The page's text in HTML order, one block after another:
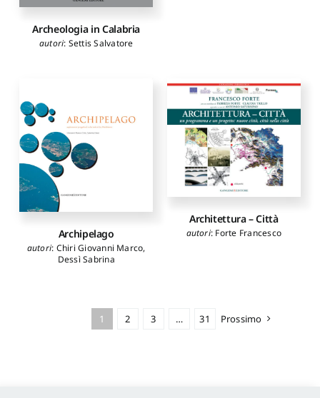
Tramontin Antonio,
Margaritella Paolo
Archeologia in Calabria
autori: Settis Salvatore
Archipelago
autori: Chiri Giovanni Marco,
Dessì Sabrina
Architettura – Città
autori: Forte Francesco
1 2 3 … 31 Prossimo